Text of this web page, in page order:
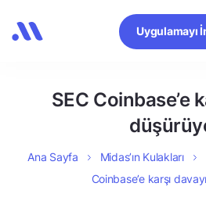
Uygulamayı
SEC Coinbase’e
Ana Sayfa Midas’ın Kulakları
Coinbase’e karşı